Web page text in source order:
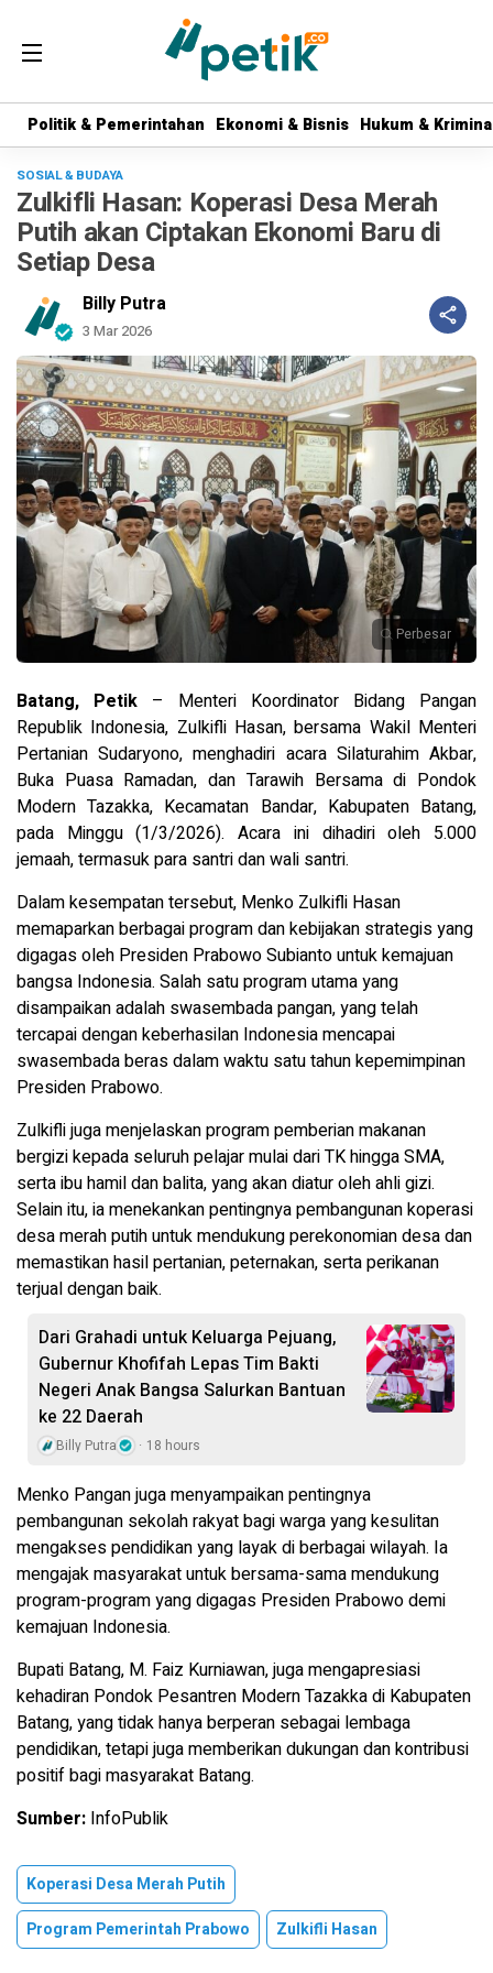
Politik & Pemerintahan Ekonomi & Bisnis Hukum &
Politik & Pemerintahan Ekonomi & Bisnis Hukum &
SOSIAL & BUDAYA
Zulkifli Hasan: Koperasi Desa Merah
Putih akan Ciptakan Ekonomi Baru di
Setiap Desa
Billy Putra
3 Mar 2026
Perbesar
Batang, Petik – Menteri Koordinator Bidang Pangan
Republik Indonesia, Zulkifli Hasan, bersama Wakil Menteri
Pertanian Sudaryono, menghadiri acara Silaturahim Akbar,
Buka Puasa Ramadan, dan Tarawih Bersama di Pondok
Modern Tazakka, Kecamatan Bandar, Kabupaten Batang,
pada Minggu (1/3/2026). Acara ini dihadiri oleh 5.000
jemaah, termasuk para santri dan wali santri.
Dalam kesempatan tersebut, Menko Zulkifli Hasan
memaparkan berbagai program dan kebijakan strategis yang
digagas oleh Presiden Prabowo Subianto untuk kemajuan
bangsa Indonesia. Salah satu program utama yang
disampaikan adalah swasembada pangan, yang telah
tercapai dengan keberhasilan Indonesia mencapai
swasembada beras dalam waktu satu tahun kepemimpinan
Presiden Prabowo.
Zulkifli juga menjelaskan program pemberian makanan
bergizi kepada seluruh pelajar mulai dari TK hingga SMA,
serta ibu hamil dan balita, yang akan diatur oleh ahli gizi.
Selain itu, ia menekankan pentingnya pembangunan koperasi
desa merah putih untuk mendukung perekonomian desa dan
memastikan hasil pertanian, peternakan, serta perikanan
terjual dengan baik.
Dari Grahadi untuk Keluarga Pejuang,
Gubernur Khofifah Lepas Tim Bakti
Negeri Anak Bangsa Salurkan Bantuan
ke 22 Daerah
Billy Putra 18 hours
Menko Pangan juga menyampaikan pentingnya
pembangunan sekolah rakyat bagi warga yang kesulitan
mengakses pendidikan yang layak di berbagai wilayah. Ia
mengajak masyarakat untuk bersama-sama mendukung
program-program yang digagas Presiden Prabowo demi
kemajuan Indonesia.
Bupati Batang, M. Faiz Kurniawan, juga mengapresiasi
kehadiran Pondok Pesantren Modern Tazakka di Kabupaten
Batang, yang tidak hanya berperan sebagai lembaga
pendidikan, tetapi juga memberikan dukungan dan kontribusi
positif bagi masyarakat Batang.
Sumber: InfoPublik
Koperasi Desa Merah Putih
Program Pemerintah Prabowo
Zulkifli Hasan